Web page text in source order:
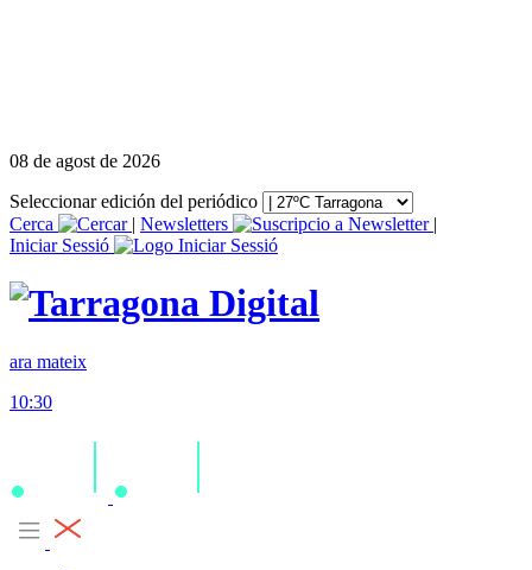
08 de agost de 2026
Seleccionar edición del periódico
Cerca
| Newsletters
|
Iniciar Sessió
ara mateix
10:30